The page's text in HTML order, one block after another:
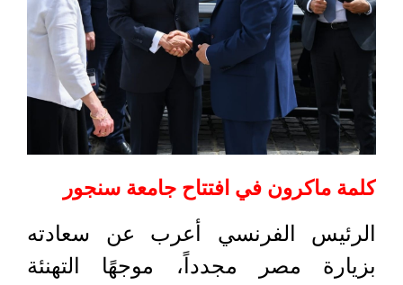
كلمة ماكرون في افتتاح جامعة سنجور
الرئيس الفرنسي أعرب عن سعادته
بزيارة مصر مجدداً، موجهًا التهنئة